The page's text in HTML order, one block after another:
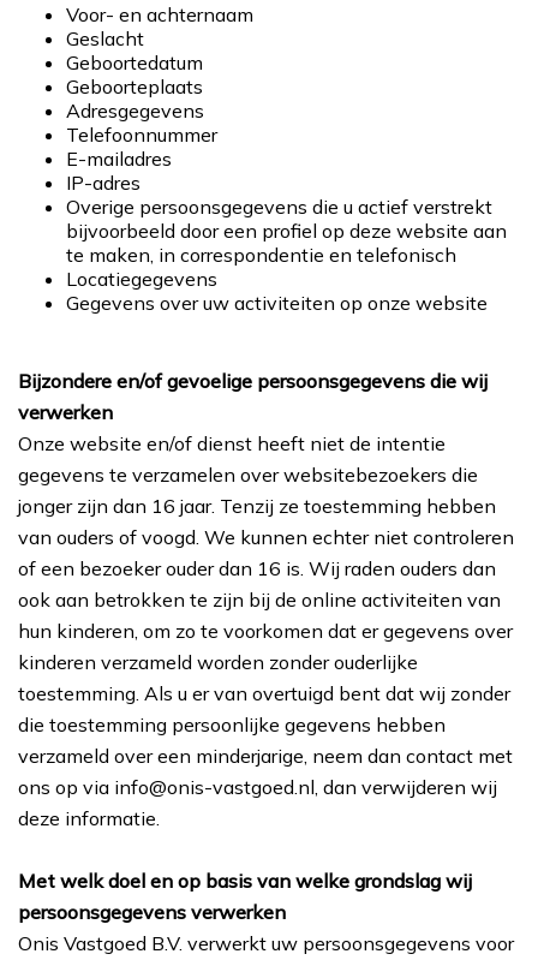
Voor- en achternaam
Geslacht
Geboortedatum
Geboorteplaats
Adresgegevens
Telefoonnummer
E-mailadres
IP-adres
Overige persoonsgegevens die u actief verstrekt
bijvoorbeeld door een profiel op deze website aan
te maken, in correspondentie en telefonisch
Locatiegegevens
Gegevens over uw activiteiten op onze website
Bijzondere en/of gevoelige persoonsgegevens die wij
verwerken
Onze website en/of dienst heeft niet de intentie
gegevens te verzamelen over websitebezoekers die
jonger zijn dan 16 jaar. Tenzij ze toestemming hebben
van ouders of voogd. We kunnen echter niet controleren
of een bezoeker ouder dan 16 is. Wij raden ouders dan
ook aan betrokken te zijn bij de online activiteiten van
hun kinderen, om zo te voorkomen dat er gegevens over
kinderen verzameld worden zonder ouderlijke
toestemming. Als u er van overtuigd bent dat wij zonder
die toestemming persoonlijke gegevens hebben
verzameld over een minderjarige, neem dan contact met
ons op via info@onis-vastgoed.nl, dan verwijderen wij
deze informatie.
Met welk doel en op basis van welke grondslag wij
persoonsgegevens verwerken
Onis Vastgoed B.V. verwerkt uw persoonsgegevens voor